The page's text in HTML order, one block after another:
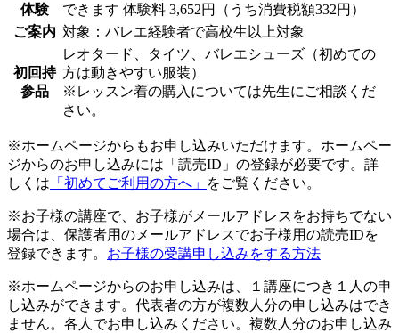
体験
できます 体験料 3,652円（うち消費税額332円）
ご案内 対象：バレエ経験者で高校生以上対象
初回持
参品
レオタード、タイツ、バレエシューズ（初めての
方は動きやすい服装）
※レッスン着の購入については先生にご相談くだ
さい。
※ホームページからもお申し込みいただけます。ホームペー
ジからのお申し込みには「読売ID」の登録が必要です。詳
しくは 「初めてご利用の方へ」 をご覧ください。
※お子様の講座で、お子様がメールアドレスをお持ちでない
場合は、保護者用のメールアドレスでお子様用の読売IDを
登録できます。 お子様の受講申し込みをする方法
※ホームページからのお申し込みは、１講座につき１人の申
し込みができます。代表者の方が複数人分の申し込みはでき
ません。各人でお申し込みください。複数人分のお申し込み